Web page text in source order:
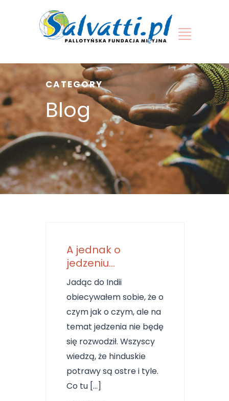
CATEGORY
Blog
A jednak o
jedzeniu…
Jadąc do Indii
obiecywałem sobie, że o
czym jak o czym, ale na
temat jedzenia nie będę
się rozwodził. Wszyscy
wiedzą, że hinduskie
potrawy są ostre i tyle.
Co tu […]